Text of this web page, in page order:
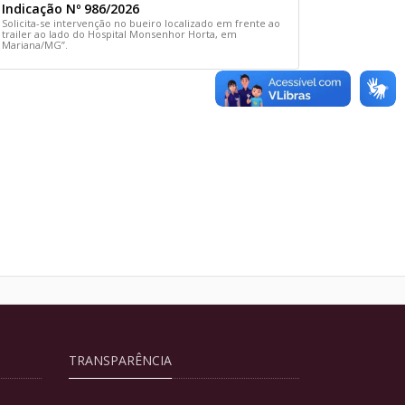
Indicação Nº 986/2026
Solicita-se intervenção no bueiro localizado em frente ao
trailer ao lado do Hospital Monsenhor Horta, em
Mariana/MG”.
TRANSPARÊNCIA